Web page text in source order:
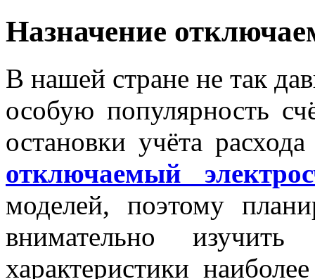
Назначение
В нашей стране не так
особую популярность
остановки учёта
отключаемый
моделей, поэтому
внимательно
характеристики